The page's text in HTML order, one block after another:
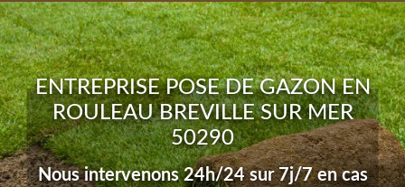
ENTREPRISE POSE DE GAZON EN
ROULEAU BREVILLE SUR MER
50290
Nous intervenons 24h/24 sur 7j/7 en cas